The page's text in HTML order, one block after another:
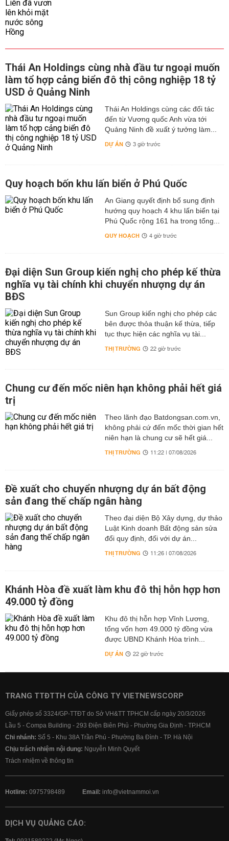
Thái An Holdings cùng nhà đầu tư ngoại muốn
làm tổ hợp cảng biển đô thị công nghiệp 18 tỷ
USD ở Quảng Ninh
Thái An Holdings cùng các đối tác
đến từ Vương quốc Anh vừa tới
Quảng Ninh đề xuất ý tưởng làm...
DỰ ÁN 3 giờ trước
Quy hoạch bốn khu lấn biển ở Phú Quốc
An Giang quyết định bổ sung định
hướng quy hoạch 4 khu lấn biển tại
Phú Quốc rộng 161 ha trong tổng...
QUY HOẠCH 4 giờ trước
Đại diện Sun Group kiến nghị cho phép kế thừa
nghĩa vụ tài chính khi chuyển nhượng dự án
BĐS
Sun Group kiến nghị cho phép các
bên được thỏa thuận kế thừa, tiếp
tục thực hiện các nghĩa vụ tài...
THỊ TRƯỜNG 22 giờ trước
Chung cư đến mốc niên hạn không phải hết giá
trị
Theo lãnh đạo Batdongsan.com.vn,
không phải cứ đến mốc thời gian hết
niên hạn là chung cư sẽ hết giá...
THỊ TRƯỜNG 11:22 | 07/08/2026
Đề xuất cho chuyển nhượng dự án bất động
sản đang thế chấp ngân hàng
Theo đại diện Bộ Xây dựng, dự thảo
Luật Kinh doanh Bất động sản sửa
đổi quy định, đối với dự án...
THỊ TRƯỜNG 11:26 | 07/08/2026
Khánh Hòa đề xuất làm khu đô thị hỗn hợp hơn
49.000 tỷ đồng
Khu đô thị hỗn hợp Vĩnh Lương,
tổng vốn hơn 49.000 tỷ đồng vừa
được UBND Khánh Hòa trình...
DỰ ÁN 22 giờ trước
TRANG TTĐTTH CỦA CÔNG TY VIETNEWSCORP
Giấy phép số 3324/GP-TTĐT do Sở VH&TT TPHCM cấp ngày 20/3/2026
Lầu 5 - Compa Building - 293 Điện Biên Phủ - Phường Gia Định - TP.HCM
Chi nhánh: Số 5 - Khu 38A Trần Phú - Phường Ba Đình - TP. Hà Nội
Chịu trách nhiệm nội dung: Nguyễn Minh Quyết
Trách nhiệm về thông tin
Hotline: 0975798489 Email: info@vietnammoi.vn
DỊCH VỤ QUẢNG CÁO: